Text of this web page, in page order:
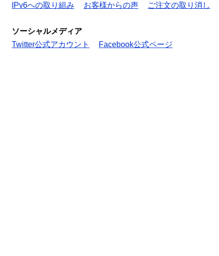
IPv6への取り組み
お客様からの声 ご注文の取り消し
ソーシャルメディア
Twitter公式アカウント
Facebook公式ページ